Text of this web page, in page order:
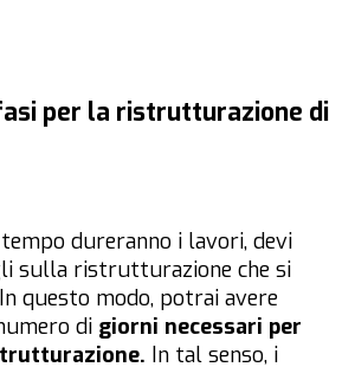
per la ristrutturazione di
dureranno i lavori, devi
sulla ristrutturazione che si
questo modo, potrai avere
di giorni necessari per
In tal senso, i